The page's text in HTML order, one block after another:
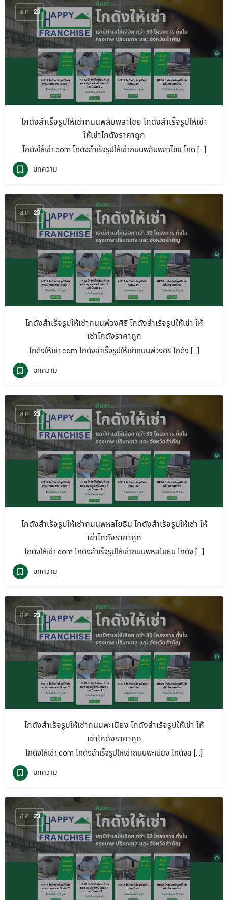
ส.ค. 23
โกดังสำเร็จรูปให้เช่าถนนพลับพลาไชย โกดังสำเร็จรูปให้เช่า
ให้เช่าโกดังราคาถูก
โกดังให้เช่า.com โกดังสำเร็จรูปให้เช่าถนนพลับพลาไชย โกด […]
บทความ
ส.ค. 23
โกดังสำเร็จรูปให้เช่าถนนพ่วงศิริ โกดังสำเร็จรูปให้เช่า ให้
เช่าโกดังราคาถูก
โกดังให้เช่า.com โกดังสำเร็จรูปให้เช่าถนนพ่วงศิริ โกดัง […]
บทความ
ส.ค. 23
โกดังสำเร็จรูปให้เช่าถนนพหลโยธิน โกดังสำเร็จรูปให้เช่า ให้
เช่าโกดังราคาถูก
โกดังให้เช่า.com โกดังสำเร็จรูปให้เช่าถนนพหลโยธิน โกดัง […]
บทความ
ส.ค. 23
โกดังสำเร็จรูปให้เช่าถนนพะเนียง โกดังสำเร็จรูปให้เช่า ให้
เช่าโกดังราคาถูก
โกดังให้เช่า.com โกดังสำเร็จรูปให้เช่าถนนพะเนียง โกดังส […]
บทความ
ส.ค. 23